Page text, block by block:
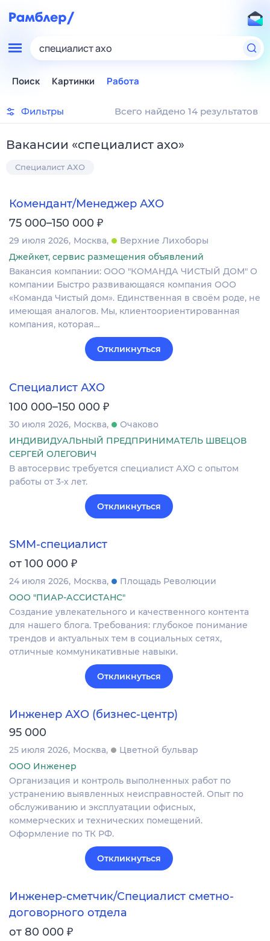
специалист ахо
Поиск Картинки Работа
Фильтры Всего найдено 14 результатов
Вакансии «специалист ахо»
Специалист АХО
Комендант/Менеджер АХО
75 000–150 000 ₽
29 июля 2026 Москва
Верхние Лихоборы
Джейкет, сервис размещения объявлений
Вакансия компании: ООО "КОМАНДА ЧИСТЫЙ ДОМ" О
компании Быстро развивающаяся компания ООО
«Команда Чистый дом». Единственная в своём роде, не
имеющая аналогов. Мы, клиентоориентированная
компания, которая…
Откликнуться
Специалист АХО
100 000–150 000 ₽
30 июля 2026 Москва
Очаково
ИНДИВИДУАЛЬНЫЙ ПРЕДПРИНИМАТЕЛЬ ШВЕЦОВ
СЕРГЕЙ ОЛЕГОВИЧ
В автосервис требуется специалист АХО с опытом
работы от 3-х лет.
Откликнуться
SMM-специалист
от 100 000 ₽
24 июля 2026 Москва
Площадь Революции
ООО "ПИАР-АССИСТАНС"
Создание увлекательного и качественного контента
для нашего блога. Требования: глубокое понимание
трендов и актуальных тем в социальных сетях,
отличные коммуникативные навыки.
Откликнуться
Инженер АХО (бизнес-центр)
95 000
25 июля 2026 Москва
Цветной бульвар
ООО Инженер
Организация и контроль выполненных работ по
устранению выявленных неисправностей. Опыт по
обслуживанию и эксплуатации офисных,
коммерческих и технических помещений.
Оформление по ТК РФ.
Откликнуться
Инженер-сметчик/Специалист сметно-
договорного отдела
от 80 000 ₽